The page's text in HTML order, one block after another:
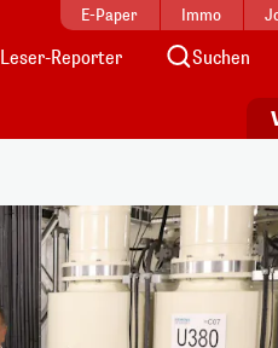
E-Paper Immo
Leser-Reporter Suchen